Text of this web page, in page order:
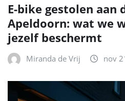
E-bike gestolen aan
Apeldoorn: wat we
jezelf beschermt
Miranda de Vrij nov